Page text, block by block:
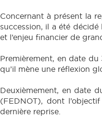
Concernant à présent la
succession, il a été
et l’enjeu financier de
Premièrement, en date
qu’il mène une réflexion
Deuxièmement, en date
(FEDNOT), dont
dernière reprise.